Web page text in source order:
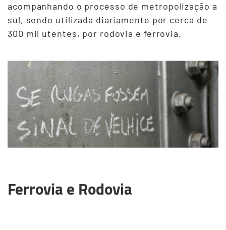
acompanhando o processo de metropolização a
sul, sendo utilizada diariamente por cerca de
300 mil utentes, por rodovia e ferrovia.
Ferrovia e Rodovia